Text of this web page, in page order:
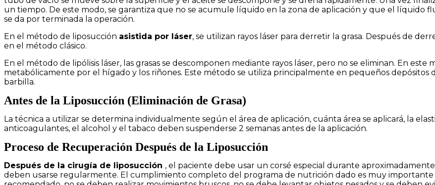
un tiempo. De este modo, se garantiza que no se acumule líquido en la zona de aplicación y que el líquido
se da por terminada la operación.
En el método de liposucción asistida por láser, se utilizan rayos láser para derretir la grasa. Después de
en el método clásico.
En el método de lipólisis láser, las grasas se descomponen mediante rayos láser, pero no se eliminan. En este
metabólicamente por el hígado y los riñones. Este método se utiliza principalmente en pequeños depósitos
barbilla.
Antes de la Liposucción (Eliminación de Grasa)
La técnica a utilizar se determina individualmente según el área de aplicación, cuánta área se aplicará, la
anticoagulantes, el alcohol y el tabaco deben suspenderse 2 semanas antes de la aplicación.
Proceso de Recuperación Después de la Liposucción
Después de la cirugía de liposucción , el paciente debe usar un corsé especial durante
deben usarse regularmente. El cumplimiento completo del programa de nutrición dado es muy